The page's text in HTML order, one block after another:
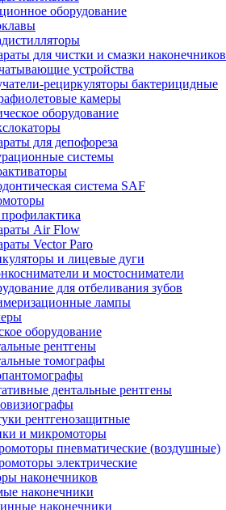
оборудование
для чистки и смазки наконечников
устройства
рециркуляторы бактерицидные
камеры
оборудование
для депофореза
системы
система SAF
Air Flow
Vector Paro
и лицевые дуги
и мостосниматели
для отбеливания зубов
лампы
оборудование
рентгены
томографы
дентальные рентгены
рентгенозащитные
и микромоторы
пневматические (воздушные)
электрические
наконечников
наконечники
наконечники